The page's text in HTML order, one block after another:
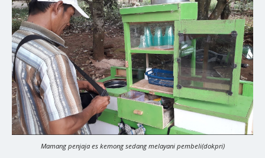
Mamang penjaja es kemong sedang melayani pembeli(dokpri)